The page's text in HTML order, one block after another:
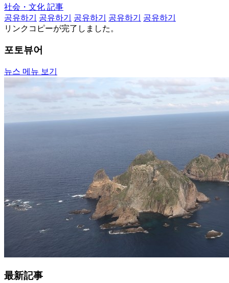
社会・文化 記事
공유하기
공유하기 공유하기 공유하기
공유하기
リンクコピーが完了しました。
포토뷰어
뉴스 메뉴 보기
最新記事